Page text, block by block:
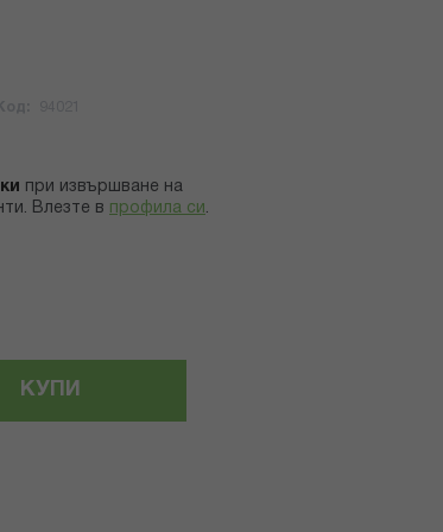
при извършване на
Влезте в профила си .
КУПИ